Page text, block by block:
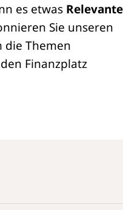
es etwas
Sie unseren
die Themen
Finanzplatz